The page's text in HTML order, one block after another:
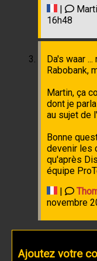
|
16h48
Da's waar
Rabobank,
Martin, ça
dont je
au sujet de
Bonne
devenir les
qu'après
équipe
|
novembre
Ajoutez votre